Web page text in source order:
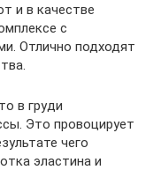
и в качестве
с
Отлично подходят
в груди
Это провоцирует
чего
эластина и